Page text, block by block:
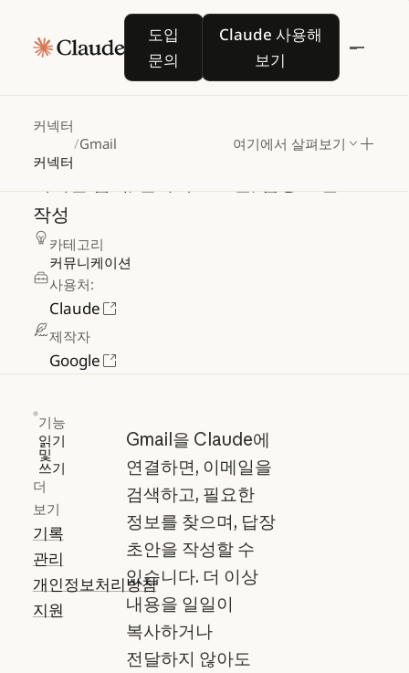
도입
문의
도입 문의
Claude 사용해
보기
Claude 사용해 보기
커넥터
커넥터
/Gmail 여기에서 살펴보기
Gmail
작성
카테고리
커뮤니케이션
사용처:
Claude
제작자
Google
기능
읽기
및
쓰기
더
보기
기록
관리
개인정보처리방침
지원
Gmail을 Claude에
연결하면, 이메일을
검색하고, 필요한
정보를 찾으며, 답장
초안을 작성할 수
있습니다. 더 이상
내용을 일일이
복사하거나
전달하지 않아도